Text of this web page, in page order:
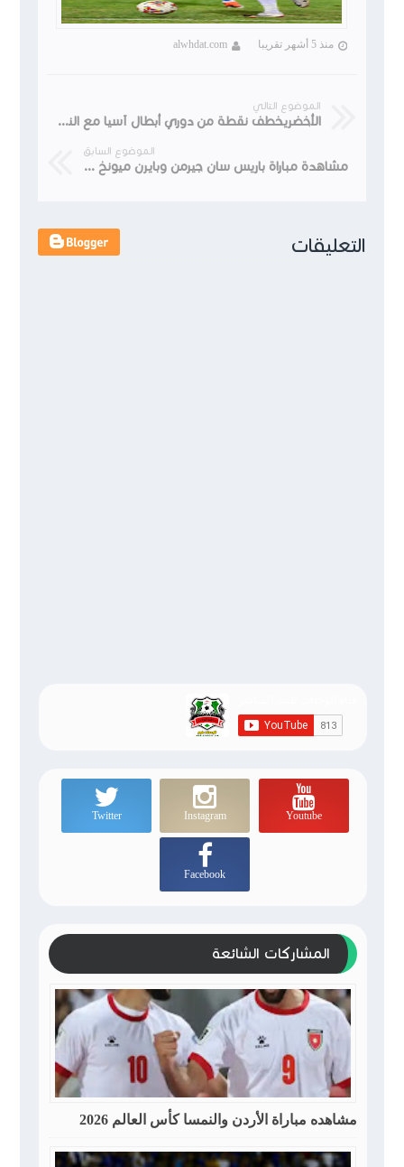
منذ 5 أشهر تقريبا alwhdat.com
الموضوع التالي
الأخضريخطف نقطة من دوري أبطال آسيا مع النصر السعودي
الموضوع السابق
مشاهدة مباراة باريس سان جيرمن وبايرن ميونخ دوري ابطال اووبا.
التعليقات
Youtube
Instagram
Twitter
Facebook
المشاركات الشائعة
مشاهده مباراة الأردن والنمسا كأس العالم 2026